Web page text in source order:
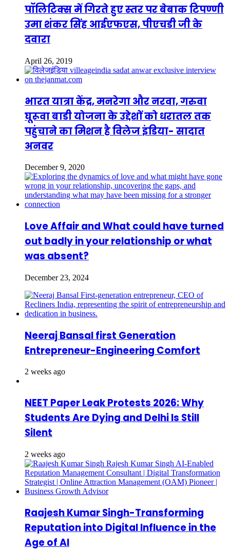
पॉलिटिक्स में गिरते हुए स्तर पर बेबाक टिपण्णी
उमा शंकर सिंह आईएफएस, पीएचडी जी के
दवारा
April 26, 2019
भारत यात्रा केंद्र, मनरेगा और नरवा, गरुवा
घूरूवा बाडी योजना के उद्देशों को धरातल तक
पहुंचाने का मिशन है विलेज इंडिया- सादात
अनवर
December 9, 2020
Love Affair and What could have turned
out badly in your relationship or what
was absent?
December 23, 2024
Neeraj Bansal first Generation
Entrepreneur-Engineering Comfort
2 weeks ago
NEET Paper Leak Protests 2026: Why
Students Are Dying and Delhi Is Still
Silent
2 weeks ago
Raajesh Kumar Singh-Transforming
Reputation into Digital Influence in the
Age of AI